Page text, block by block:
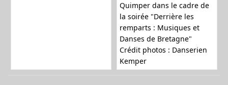
Quimper dans le cadre de
la soirée "Derrière les
remparts : Musiques et
Danses de Bretagne"
Crédit photos : Danserien
Kemper